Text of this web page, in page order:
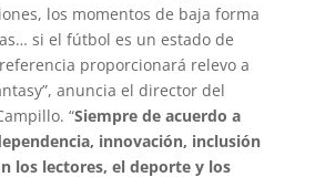
los momentos de baja forma
si el fútbol es un estado de
proporcionará relevo a
anuncia el director del
“Siempre de acuerdo a
innovación, inclusión
los lectores, el deporte y los